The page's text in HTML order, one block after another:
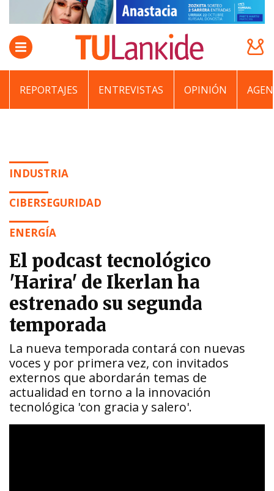
REPORTAJES ENTREVISTAS OPINIÓN
INDUSTRIA
CIBERSEGURIDAD
ENERGÍA
El podcast tecnológico
'Harira' de Ikerlan ha
estrenado su segunda
temporada
La nueva temporada contará con nuevas
voces y por primera vez, con invitados
externos que abordarán temas de
actualidad en torno a la innovación
tecnológica 'con gracia y salero'.